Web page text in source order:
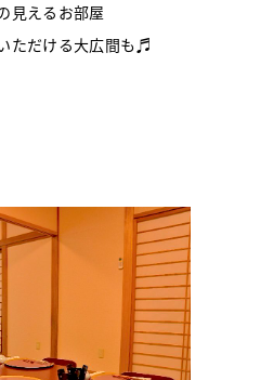
見えるお部屋
ただける大広間も♬